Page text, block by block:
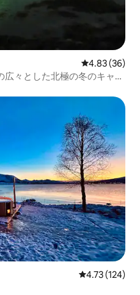
レビュー36
4.83 (36)
々とした北極の冬のキャビ
レビュー124
4.73 (124)